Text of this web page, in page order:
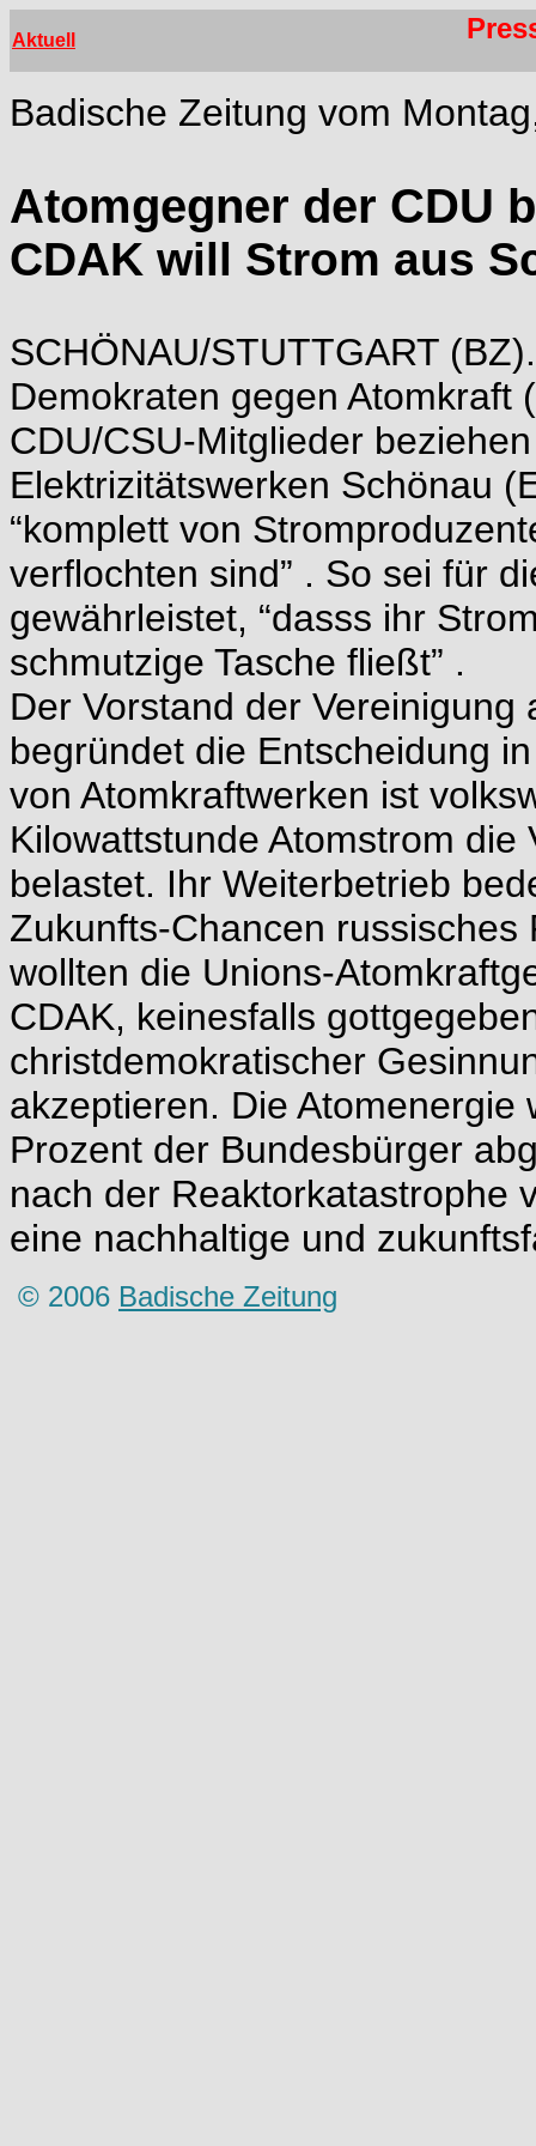
Aktuell
Badische Zeitung vom
Atomgegner der CDU
CDAK will Strom aus
SCHÖNAU/STUTTGART
Demokraten gegen Atomkraft
CDU/CSU-Mitglieder
Elektrizitätswerken Schönau
“komplett von
verflochten sind” . So sei für
gewährleistet, “dasss ihr
schmutzige Tasche fließt” .
Der Vorstand der
begründet die Entscheidung
von Atomkraftwerken ist
Kilowattstunde Atomstrom
belastet. Ihr Weiterbetrieb
Zukunfts-Chancen russisches
wollten die Unions-
CDAK, keinesfalls
christdemokratischer
akzeptieren. Die
Prozent der Bundesbürger
nach der Reaktorkatastrophe
eine nachhaltige und
© 2006 Badische Zeitung